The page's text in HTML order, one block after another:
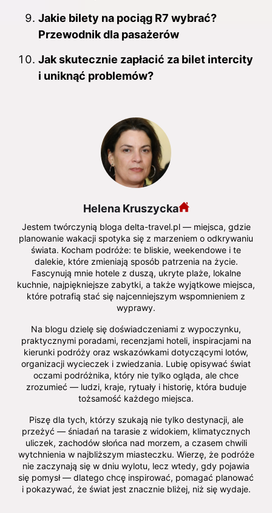
Jakie bilety na pociąg R7 wybrać?
Przewodnik dla pasażerów
Jak skutecznie zapłacić za bilet intercity
i uniknąć problemów?
Helena Kruszycka
Jestem twórczynią bloga delta-travel.pl — miejsca, gdzie
planowanie wakacji spotyka się z marzeniem o odkrywaniu
świata. Kocham podróże: te bliskie, weekendowe i te
dalekie, które zmieniają sposób patrzenia na życie.
Fascynują mnie hotele z duszą, ukryte plaże, lokalne
kuchnie, najpiękniejsze zabytki, a także wyjątkowe miejsca,
które potrafią stać się najcenniejszym wspomnieniem z
wyprawy.
Na blogu dzielę się doświadczeniami z wypoczynku,
praktycznymi poradami, recenzjami hoteli, inspiracjami na
kierunki podróży oraz wskazówkami dotyczącymi lotów,
organizacji wycieczek i zwiedzania. Lubię opisywać świat
oczami podróżnika, który nie tylko ogląda, ale chce
zrozumieć — ludzi, kraje, rytuały i historię, która buduje
tożsamość każdego miejsca.
Piszę dla tych, którzy szukają nie tylko destynacji, ale
przeżyć — śniadań na tarasie z widokiem, klimatycznych
uliczek, zachodów słońca nad morzem, a czasem chwili
wytchnienia w najbliższym miasteczku. Wierzę, że podróże
nie zaczynają się w dniu wylotu, lecz wtedy, gdy pojawia
się pomysł — dlatego chcę inspirować, pomagać planować
i pokazywać, że świat jest znacznie bliżej, niż się wydaje.